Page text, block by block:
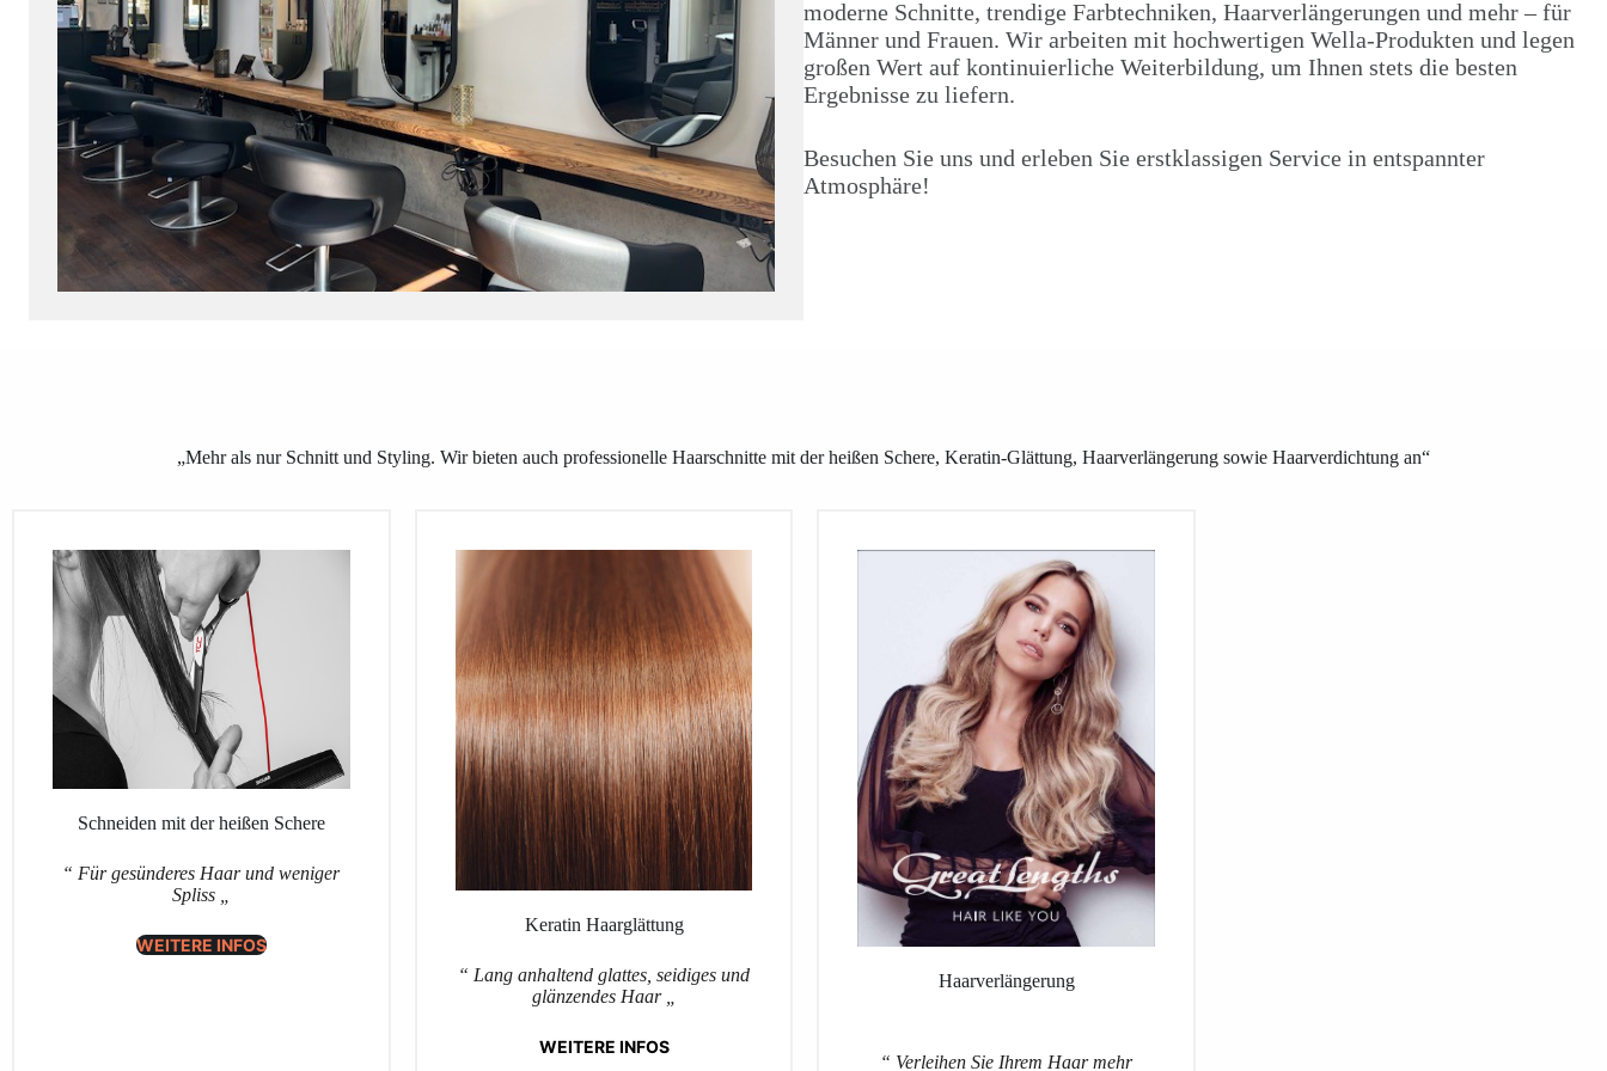
moderne Schnitte, trendige Farbtechniken, Haarverlängerungen und mehr – für
Männer und Frauen. Wir arbeiten mit hochwertigen Wella-Produkten und legen
großen Wert auf kontinuierliche Weiterbildung, um Ihnen stets die besten
Ergebnisse zu liefern.
Besuchen Sie uns und erleben Sie erstklassigen Service in entspannter
Atmosphäre!
„Mehr als nur Schnitt und Styling. Wir bieten auch professionelle Haarschnitte mit der heißen Schere, Keratin-Glättung, Haarverlängerung sowie Haarverdichtung an“
Schneiden mit der heißen Schere
“ Für gesünderes Haar und weniger
Spliss „
WEITERE INFOS
Keratin Haarglättung
“ Lang anhaltend glattes, seidiges und
glänzendes Haar „
WEITERE INFOS
Haarverlängerung
“ Verleihen Sie Ihrem Haar mehr